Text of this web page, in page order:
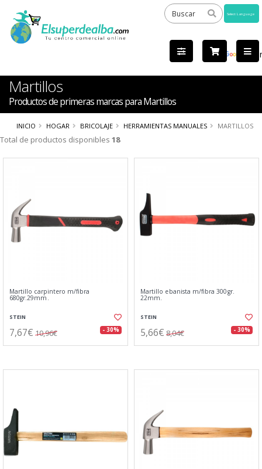
by
Martillos
Productos de primeras marcas para Martillos
INICIO HOGAR BRICOLAJE HERRAMIENTAS MANUALES MARTILLOS
Total de productos disponibles 18
Martillo carpintero m/fibra
680gr.29mm.
STEIN
7,67€ 10,96€ - 30%
Martillo ebanista m/fibra 300gr.
22mm.
STEIN
5,66€ 8,04€ - 30%